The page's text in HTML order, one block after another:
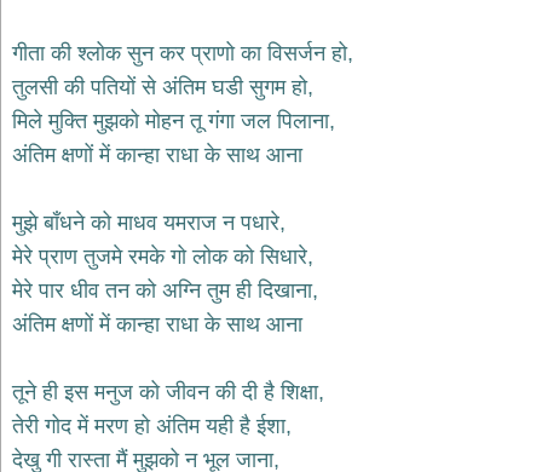
भजन
bhajans
जैन
भजन
दुर्गा
भजन
durga
bhajans
ganesh
bhajans
राम
गीता की श्लोक सुन कर प्राणो का विसर्जन हो,
तुलसी की पतियों से अंतिम घडी सुगम हो,
मिले मुक्ति मुझको मोहन तू गंगा जल पिलाना,
अंतिम क्षणों में कान्हा राधा के साथ आना
मुझे बाँधने को माधव यमराज न पधारे,
मेरे प्राण तुजमे रमके गो लोक को सिधारे,
मेरे पार धीव तन को अग्नि तुम ही दिखाना,
अंतिम क्षणों में कान्हा राधा के साथ आना
तूने ही इस मनुज को जीवन की दी है शिक्षा,
तेरी गोद में मरण हो अंतिम यही है ईशा,
देखु गी रास्ता मैं मुझको न भूल जाना,